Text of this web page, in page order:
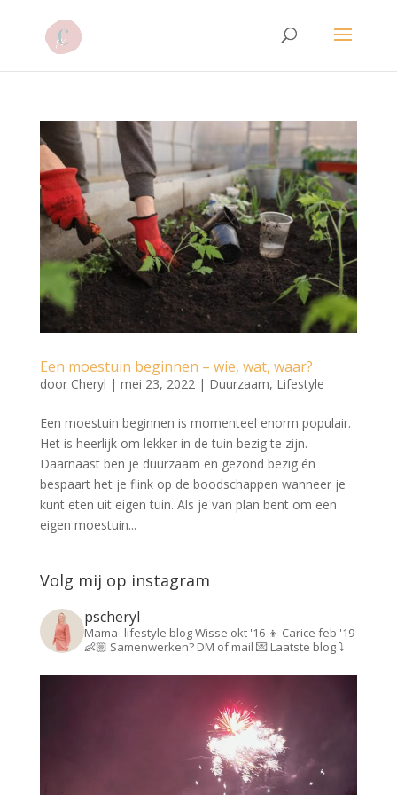
Een moestuin beginnen – wie, wat, waar?
door Cheryl | mei 23, 2022| Duurzaam, Lifestyle
Een moestuin beginnen is momenteel enorm populair.
Het is heerlijk om lekker in de tuin bezig te zijn.
Daarnaast ben je duurzaam en gezond bezig én
bespaart het je flink op de boodschappen wanneer je
kunt eten uit eigen tuin. Als je van plan bent om een
eigen moestuin...
Volg mij op instagram
pscheryl
Mama- lifestyle blogWisse okt '16 👦 Carice feb '19
👶🏼 Samenwerken? DM of mail 💌Laatste blog ⤵️